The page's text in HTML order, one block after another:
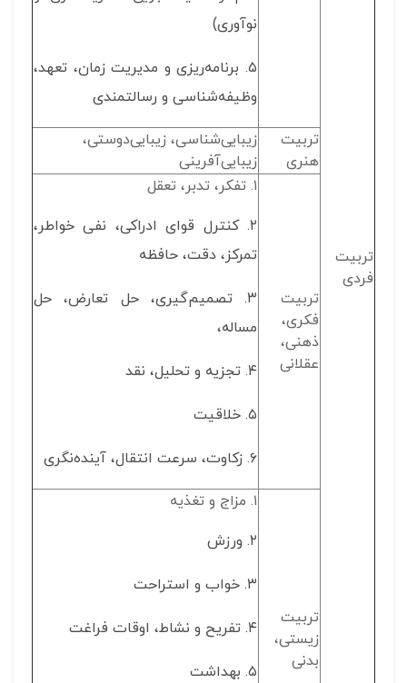
تربیت
فردی
نوآوری)
۵. برنامه‌ریزی و مدیریت زمان، تعهد،
وظیفه‌شناسی و رسالتمندی
تربیت
هنری
زیبایی‌شناسی، زیبایی‌دوستی،
زیبایی‌آفرینی
تربیت
فکری،
ذهنی،
عقلانی
۱. تفکر، تدبر، تعقل
۲. کنترل قوای ادراکی، نفی خواطر،
تمرکز، دقت، حافظه
۳. تصمیم‌گیری، حل تعارض، حل
مساله،
۴. تجزیه و تحلیل، نقد
۵. خلاقیت
۶. زکاوت، سرعت انتقال، آینده‌نگری
تربیت
زیستی،
بدنی
۱. مزاج و تغذیه
۲. ورزش
۳. خواب و استراحت
۴. تفریح و نشاط، اوقات فراغت
۵. بهداشت